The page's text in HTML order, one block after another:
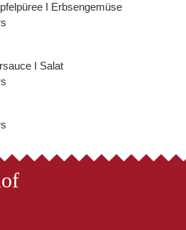
I Erbsengemüse
I Salat